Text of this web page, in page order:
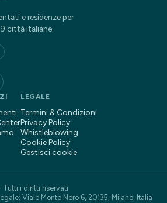
e residenze per
città italiane.
LEGALE
Termini & Condizioni
Privacy Policy
Whistleblowing
Cookie Policy
Gestisci cookie
Tutti i diritti riservati
Viale Monte Nero 6, 20135, Milano, Italia